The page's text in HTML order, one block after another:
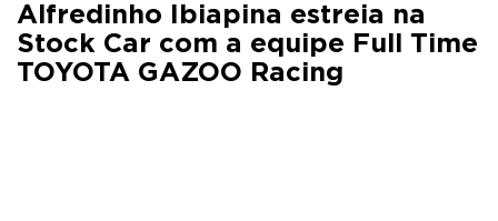
Alfredinho Ibiapina estreia na
Stock Car com a equipe Full Time
TOYOTA GAZOO Racing